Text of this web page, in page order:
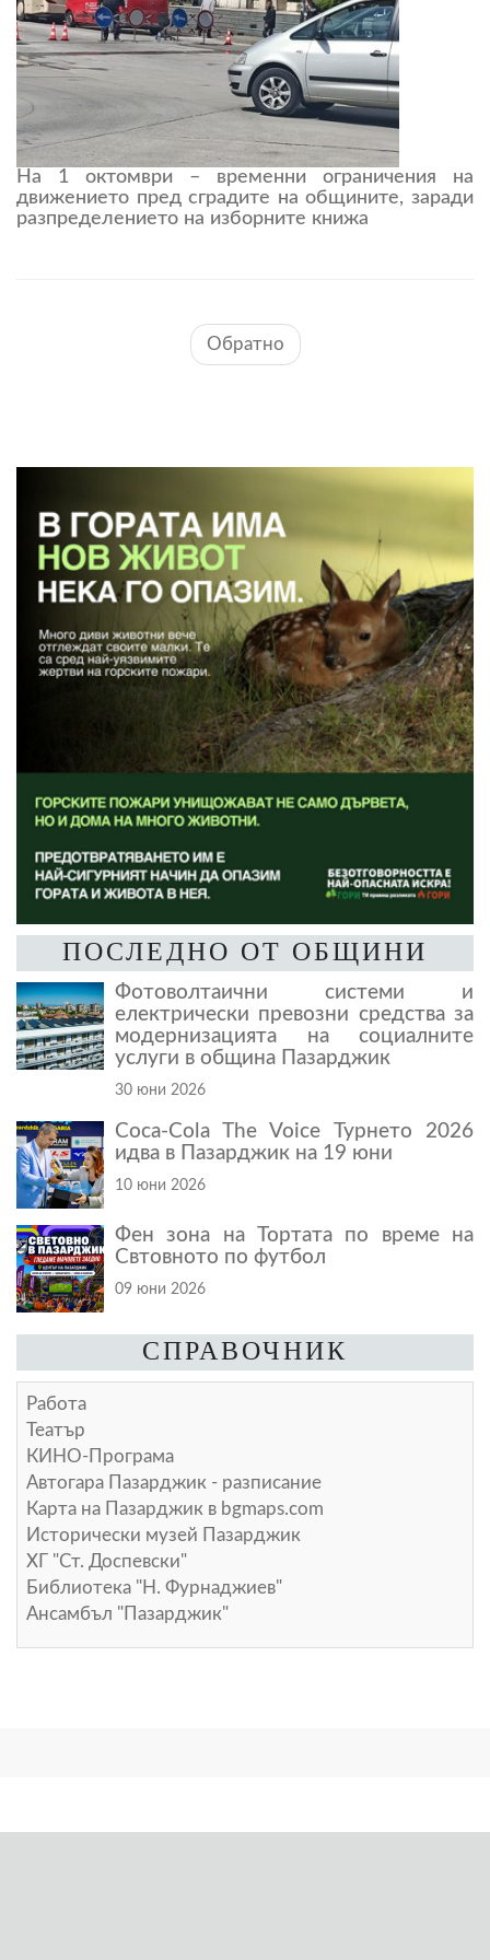
На 1 октомври – временни ограничения на
движението пред сградите на общините, заради
разпределението на изборните книжа
Обратно
ПОСЛЕДНО ОТ ОБЩИНИ
Фотоволтаични системи и
електрически превозни средства за
модернизацията на социалните
услуги в община Пазарджик
30 юни 2026
Coca-Cola The Voice Турнето 2026
идва в Пазарджик на 19 юни
10 юни 2026
Фен зона на Тортата по време на
Свтовното по футбол
09 юни 2026
СПРАВОЧНИК
Работа
Театър
КИНО-Програма
Автогара Пазарджик - разписание
Карта на Пазарджик в bgmaps.com
Исторически музей Пазарджик
ХГ "Ст. Доспевски"
Библиотека "Н. Фурнаджиев"
Ансамбъл "Пазарджик"